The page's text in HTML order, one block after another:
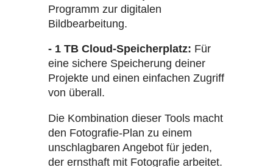
Programm zur digitalen
Bildbearbeitung.
- 1 TB Cloud-Speicherplatz: Für
eine sichere Speicherung deiner
Projekte und einen einfachen Zugriff
von überall.
Die Kombination dieser Tools macht
den Fotografie-Plan zu einem
unschlagbaren Angebot für jeden,
der ernsthaft mit Fotografie arbeitet.